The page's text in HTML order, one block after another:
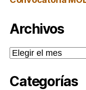
Archivos
Archivos
Categorías